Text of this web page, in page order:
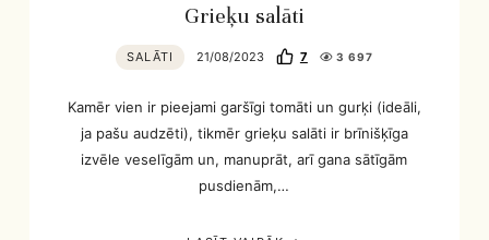
Grieķu salāti
SALĀTI 21/08/2023 7 3 697
Kamēr vien ir pieejami garšīgi tomāti un gurķi (ideāli,
ja pašu audzēti), tikmēr grieķu salāti ir brīnišķīga
izvēle veselīgām un, manuprāt, arī gana sātīgām
pusdienām,…